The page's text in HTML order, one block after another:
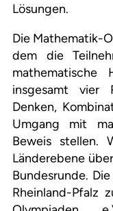
Lösungen.
Die Mathematik-
dem die
mathematische
insgesamt vier
Denken,
Umgang mit
Beweis stellen.
Länderebene
Bundesrunde.
Rheinland-Pfalz